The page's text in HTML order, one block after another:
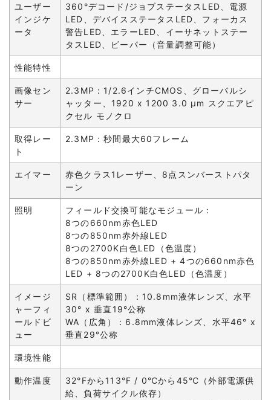
ユーザー
インジケ
ータ
360°デコード/ジョブステータスLED、電源
LED、デバイスステータスLED、フォーカス
警告LED、エラーLED、イーサネットステー
タスLED、ビーパー（音量調整可能）
性能特性
画像セン
サー
2.3MP：1/2.6インチCMOS、グローバルシ
ャッター、1920 x 1200 3.0 µm スクエアピ
クセル モノクロ
取得レー
ト
2.3MP：秒間最大60フレーム
エイマー
赤色クラス1レーザー、8点スンバーストパタ
ーン
照明
フィールド交換可能なモジュール：
8つの660nm赤色LED
8つの850nm赤外線LED
8つの2700K白色LED（色温度）
8つの850nm赤外線LED + 4つの660nm赤色
LED + 8つの2700K白色LED（色温度）
イメージ
ャーフィ
ールドビ
ュー
SR（標準範囲）：10.8mm液体レンズ、水平
30° x 垂直19°公称
WA（広角）：6.8mm液体レンズ、水平46° x
垂直29°公称
環境性能
動作温度
32°Fから113°F / 0℃から45℃（外部電源供
給、負荷サイクル依存）